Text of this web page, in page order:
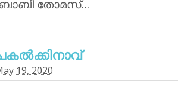
തോമസ്…
19, 2020